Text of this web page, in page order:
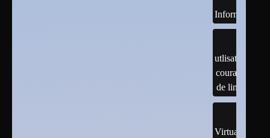
Informatiques
utlisation
courante
de linux
Virtualisation